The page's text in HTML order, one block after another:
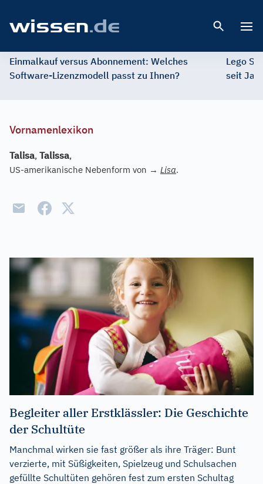
Einmalkauf versus Abonnement: Welches
Software-Lizenzmodell passt zu Ihnen?
Lego
seit
Vornamenlexikon
Talisa, Talissa,
US-amerikanische Nebenform von → Lisa.
Begleiter aller Erstklässler: Die Geschichte
der Schultüte
Manchmal wirken sie fast größer als ihre Träger: Bunt
verzierte, mit Süßigkeiten, Spielzeug und Schulsachen
gefüllte Schultüten gehören fest zum ersten Schultag